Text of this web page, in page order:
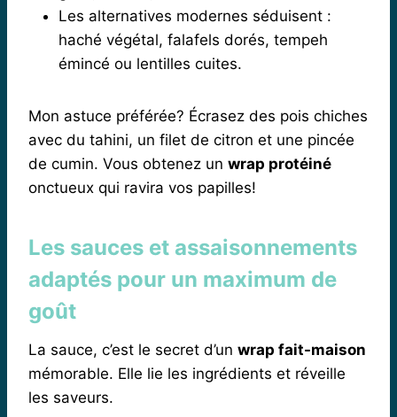
Les alternatives modernes séduisent :
haché végétal, falafels dorés, tempeh
émincé ou lentilles cuites.
Mon astuce préférée? Écrasez des pois chiches
avec du tahini, un filet de citron et une pincée
de cumin. Vous obtenez un wrap protéiné
onctueux qui ravira vos papilles!
Les sauces et assaisonnements
adaptés pour un maximum de
goût
La sauce, c’est le secret d’un wrap fait-maison
mémorable. Elle lie les ingrédients et réveille
les saveurs.